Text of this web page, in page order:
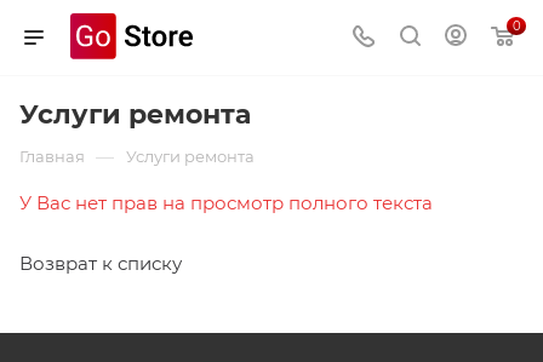
0
Услуги ремонта
Главная — Услуги ремонта
У Вас нет прав на просмотр полного текста
Возврат к списку